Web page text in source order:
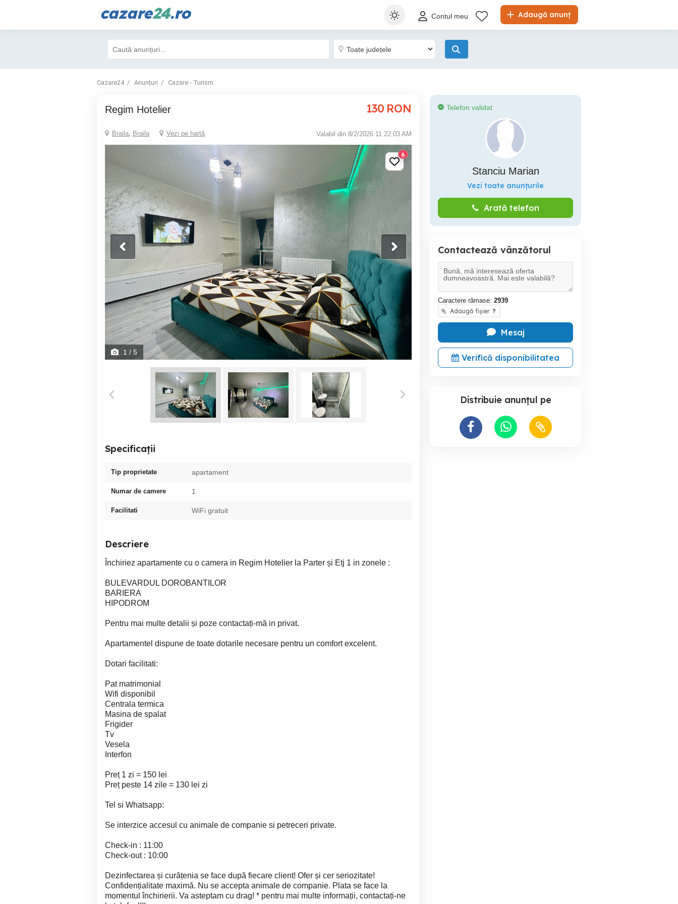
cazare24.ro Adaugă anunț
Contul meu
Cazare24 Anunțuri Cazare - Turism
Regim Hotelier 130 RON
Braila, Braila Vezi pe hartă Valabil din 8/2/2026 11:22:03 AM
6
1 / 5
Specificații
Tip proprietate apartament
Numar de camere 1
Facilitati WiFi gratuit
Descriere
Închiriez apartamente cu o camera in Regim Hotelier la Parter și Etj 1 in zonele :
BULEVARDUL DOROBANTILOR
BARIERA
HIPODROM
Pentru mai multe detalii și poze contactați-mă in privat.
Apartamentel dispune de toate dotarile necesare pentru un comfort excelent.
Dotari facilitati:
Pat matrimonial
Wifi disponibil
Centrala termica
Masina de spalat
Frigider
Tv
Vesela
Interfon
Preț 1 zi = 150 lei
Preț peste 14 zile = 130 lei zi
Tel si Whatsapp:
Se interzice accesul cu animale de companie si petreceri private.
Check-in : 11:00
Check-out : 10:00
Dezinfectarea și curățenia se face după fiecare client! Ofer și cer seriozitate!
Confidențialitate maximă. Nu se accepta animale de companie. Plata se face la
momentul închirierii. Va asteptam cu drag! * pentru mai multe informații, contactați-ne
Telefon validat
Stanciu Marian
Vezi toate anunțurile
Arată telefon
Contactează vânzătorul
Caractere rămase: 2939
Adaugă fișier ?
Mesaj
Verifică disponibilitatea
Distribuie anunțul pe